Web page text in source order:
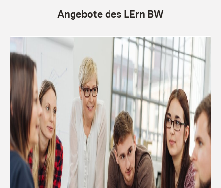
Angebote des LErn BW